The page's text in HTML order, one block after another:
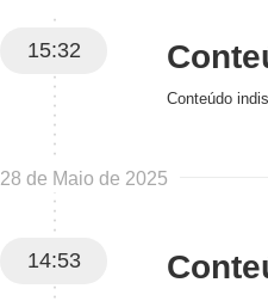
15:32
Conteúdo
28 de Maio de 2025
14:53